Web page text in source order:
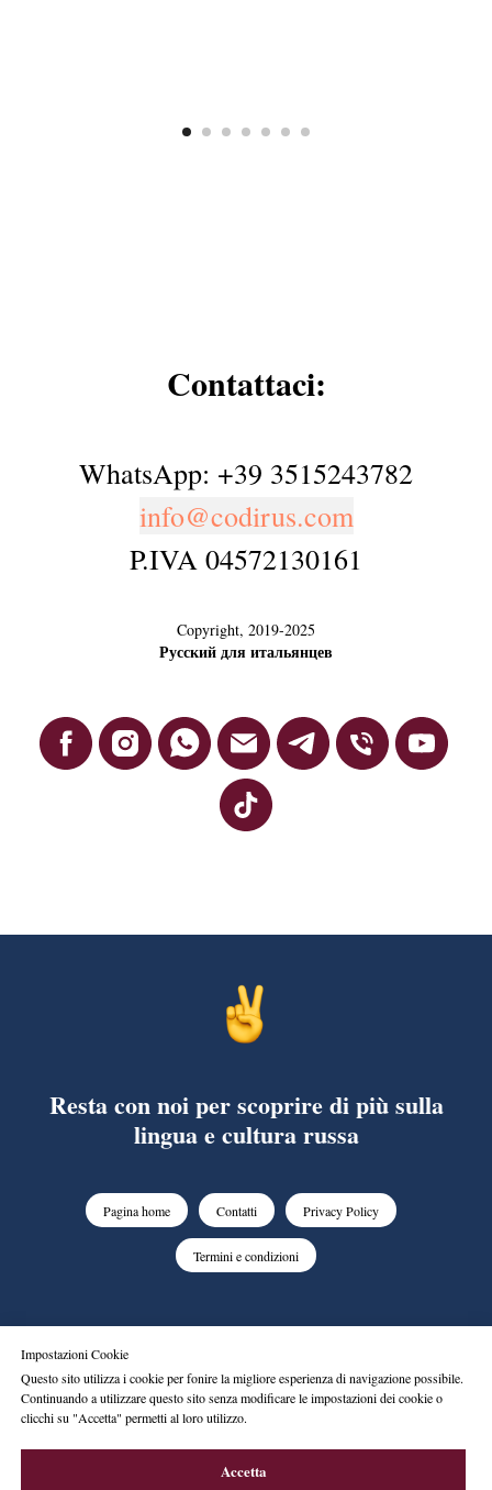
Impostazioni Cookie
Questo sito utilizza i cookie per fonire la migliore esperienza di navigazione possibile.
Continuando a utilizzare questo sito senza modificare le impostazioni dei cookie o
clicchi su "Accetta" permetti al loro utilizzo.
Accetta
Contattaci:
WhatsApp: +39 3515243782
info@codirus.com
P.IVA 04572130161
Copyright, 2019-2025
Русский для итальянцев
Resta con noi per scoprire di più sulla
lingua e cultura russa
Pagina home Contatti Privacy Policy
Termini e condizioni